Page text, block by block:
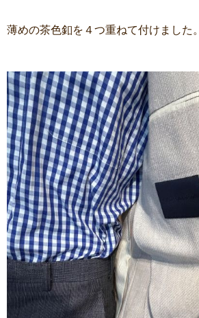
薄めの茶色釦を４つ重ねて付けました。